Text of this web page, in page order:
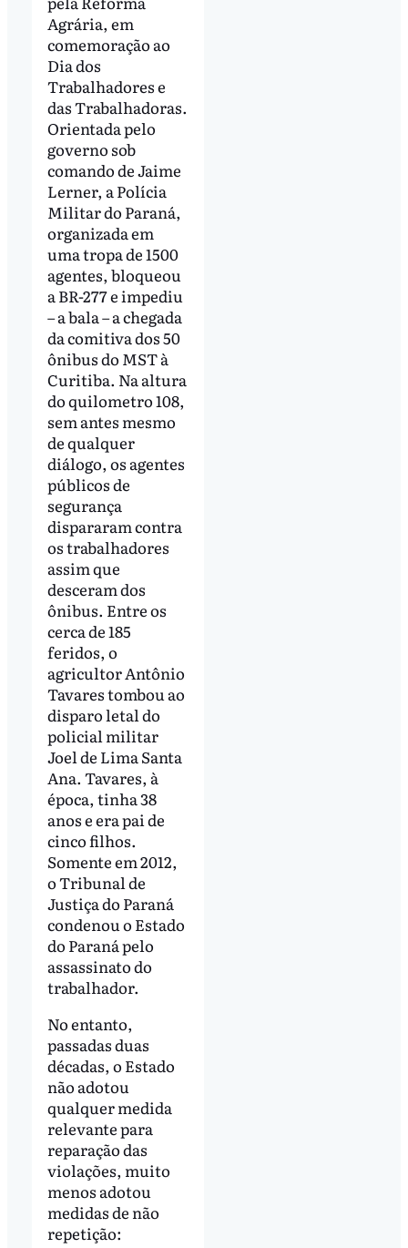
Agrária, em
comemoração ao
Dia dos
Trabalhadores e
das Trabalhadoras.
Orientada pelo
governo sob
comando de Jaime
Lerner, a Polícia
Militar do Paraná,
organizada em
uma tropa de 1500
agentes, bloqueou
a BR-277 e impediu
– a bala – a chegada
da comitiva dos 50
ônibus do MST à
Curitiba. Na altura
do quilometro 108,
sem antes mesmo
de qualquer
diálogo, os agentes
públicos de
segurança
dispararam contra
os trabalhadores
assim que
desceram dos
ônibus. Entre os
cerca de 185
feridos, o
agricultor Antônio
Tavares tombou ao
disparo letal do
policial militar
Joel de Lima Santa
Ana. Tavares, à
época, tinha 38
anos e era pai de
cinco filhos.
Somente em 2012,
o Tribunal de
Justiça do Paraná
condenou o Estado
do Paraná pelo
assassinato do
trabalhador.
No entanto,
passadas duas
décadas, o Estado
não adotou
qualquer medida
relevante para
reparação das
violações, muito
menos adotou
medidas de não
repetição: